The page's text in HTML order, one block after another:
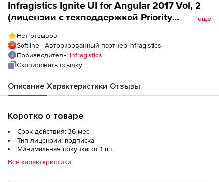
Infragistics Ignite UI for Angular 2017 Vol, 2
(лицензии с техподдержкой Priority
еще
Нет отзывов
Softline - Авторизованный партнер Infragistics
Производитель: Infragistics
Скопировать ссылку
Описание Характеристики Отзывы
Коротко о товаре
Срок действия: 36 мес.
Тип лицензии: подписка
Минимальная покупка: от 1 шт.
Все характеристики